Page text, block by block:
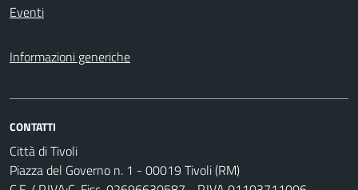
Eventi
Informazioni generiche
CONTATTI
Città di Tivoli
Piazza del Governo n. 1 - 00019 Tivoli (RM)